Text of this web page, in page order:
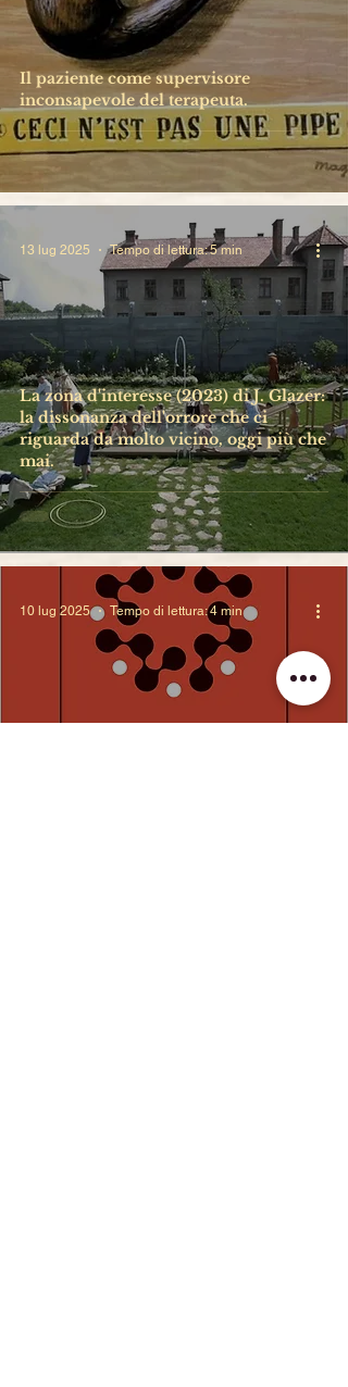
Il paziente come supervisore
inconsapevole del terapeuta.
La zona d'interesse (2023) di J. Glazer:
la dissonanza dell'orrore che ci
riguarda da molto vicino, oggi più che
mai.
13 lug 2025 Tempo di lettura: 5 min
10 lug 2025 Tempo di lettura: 4 min